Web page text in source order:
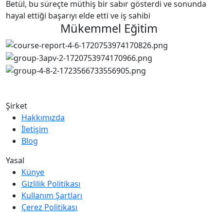
Betül, bu süreçte müthiş bir sabır gösterdi ve sonunda
hayal ettiği başarıyı elde etti ve iş sahibi
Mükemmel Eğitim
Şirket
Hakkımızda
İletişim
Blog
Yasal
Künye
Gizlilik Politikası
Kullanım Şartları
Çerez Politikası